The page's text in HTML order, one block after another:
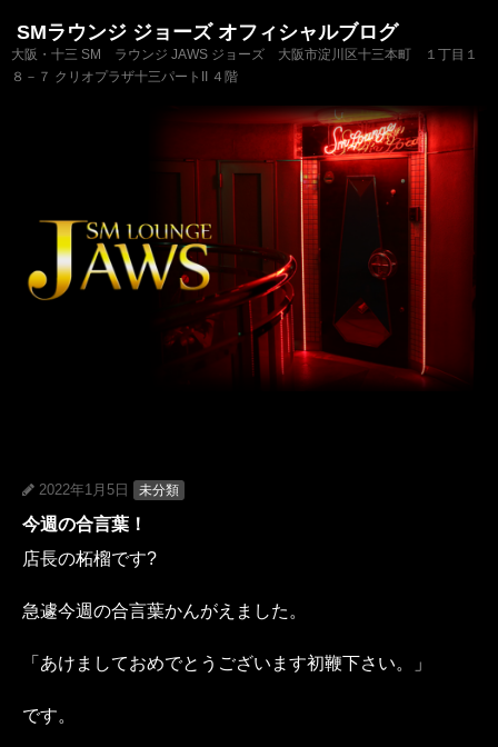
SMラウンジ ジョーズ オフィシャルブログ
大阪・十三 SM ラウンジ JAWS ジョーズ 大阪市淀川区十三本町 １丁目１
８－７ クリオプラザ十三パートII ４階
2022年1月5日 未分類
今週の合言葉！
店長の柘榴です?
急遽今週の合言葉かんがえました。
「あけましておめでとうございます初鞭下さい。」
です。